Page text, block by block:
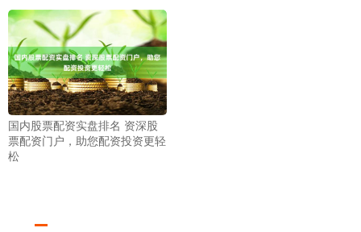
国内股票配资实盘排名 资深股
票配资门户，助您配资投资更轻
松